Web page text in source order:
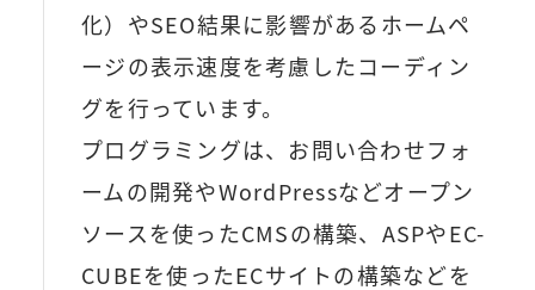
化）やSEO結果に影響があるホームペ
ージの表示速度を考慮したコーディン
グを行っています。
プログラミングは、お問い合わせフォ
ームの開発やWordPressなどオープン
ソースを使ったCMSの構築、ASPやEC-
CUBEを使ったECサイトの構築などを